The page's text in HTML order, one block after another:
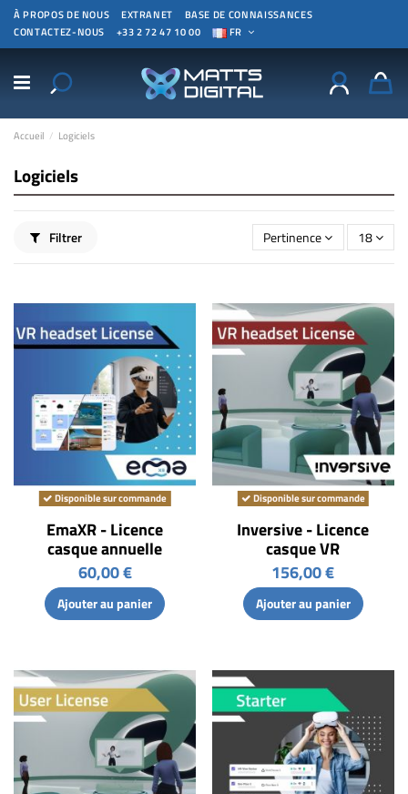
À PROPOS DE NOUS EXTRANET
BASE DE CONNAISSANCES
CONTACTEZ-NOUS
+33 2 72 47 10 00 FR
Accueil Logiciels
Logiciels
Filtrer Pertinence 18
Disponible sur commande
EmaXR - Licence
casque annuelle
60,00 €
Ajouter au panier
Disponible sur commande
Inversive - Licence
casque VR
156,00 €
Ajouter au panier